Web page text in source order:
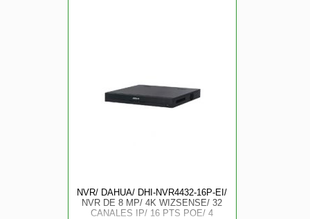
NVR/ DAHUA/ DHI-NVR4432-16P-EI/
NVR DE 8 MP/ 4K WIZSENSE/ 32
CANALES IP/ 16 PTS POE/ 4